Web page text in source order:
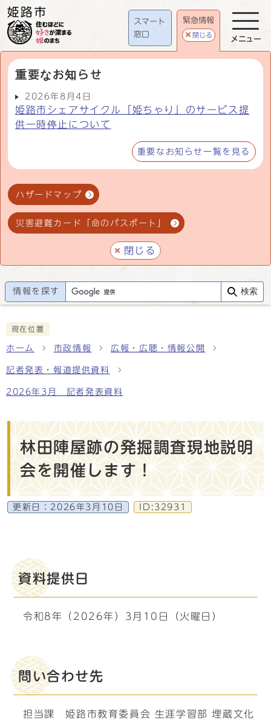
スマート
窓口
緊急情報
閉じる
重要なお知らせ
2026年8月4日
姫路市シェアサイクル「姫ちゃり」のサービス提
供一時停止について
重要なお知らせ一覧を見る
ハザードマップ
災害避難カード「命のパスポート」
閉じる
メニュー
情報を探す 検索
現在位置
ホーム 市政情報 広報・広聴・情報公開
記者発表・報道提供資料
2026年3月 記者発表資料
林田陣屋跡の発掘調査現地説明
会を開催します！
更新日： 2026年3月10日 ID:32931
資料提供日
令和8年（2026年）3月10日（火曜日）
問い合わせ先
担当課 姫路市教育委員会 生涯学習部 埋蔵文化